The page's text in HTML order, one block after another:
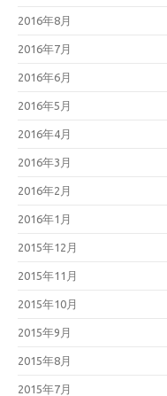
2016年8月
2016年7月
2016年6月
2016年5月
2016年4月
2016年3月
2016年2月
2016年1月
2015年12月
2015年11月
2015年10月
2015年9月
2015年8月
2015年7月